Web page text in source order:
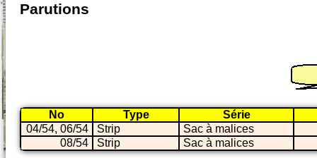
Parutions
No Type
Série
04/54, 06/54
Strip
Sac à malices
08/54
Strip Sac à malices